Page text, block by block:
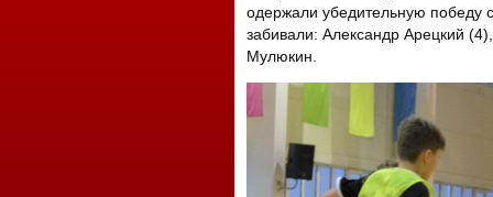
одержали убедительную победу
забивали: Александр Арецкий
Мулюкин.